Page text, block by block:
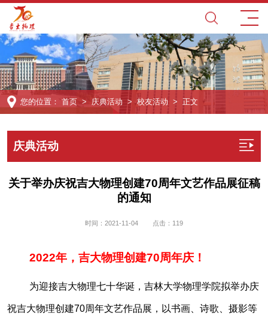
您的位置： 首页 > 庆典活动 >校友活动 > 正文
庆典活动
关于举办庆祝吉大物理创建70周年文艺作品展征稿
的通知
时间：2021-11-04 点击： 119
2022年，吉大物理创建70周年庆！
为迎接吉大物理七十华诞，吉林大学物理学院拟举办庆
祝吉大物理创建70周年文艺作品展，以书画、诗歌、摄影等